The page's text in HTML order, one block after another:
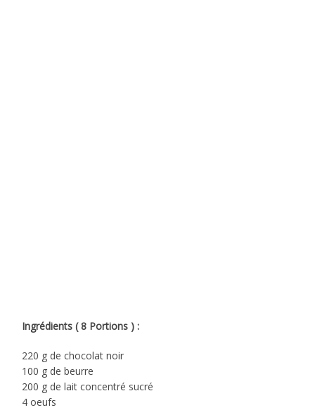
Ingrédients ( 8 Portions ) :
220 g de chocolat noir
100 g de beurre
200 g de lait concentré sucré
4 oeufs